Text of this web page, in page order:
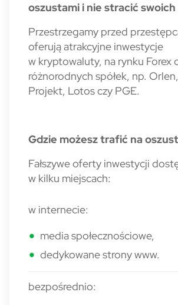
oszustami i nie stracić
Przestrzegamy przed
oferują atrakcyjne inwestycje
w kryptowaluty, na rynku Forex
różnorodnych spółek, np.
Projekt, Lotos czy PGE.
Gdzie możesz trafić na
Fałszywe oferty inwestycji
w kilku miejscach:
w internecie:
media społecznościowe,
dedykowane strony www.
bezpośrednio: